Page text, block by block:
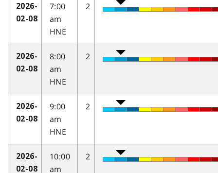
2026-
02-08
7:00
am
HNE
2
2026-
02-08
8:00
am
HNE
2
2026-
02-08
9:00
am
HNE
2
2026-
02-08
10:00
am
2